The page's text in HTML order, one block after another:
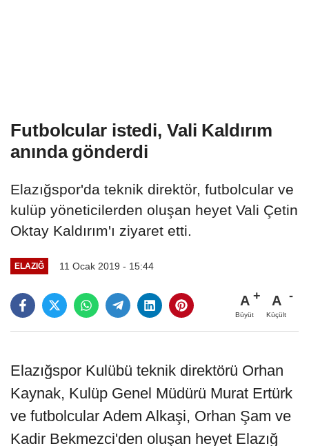
Futbolcular istedi, Vali Kaldırım
anında gönderdi
Elazığspor'da teknik direktör, futbolcular ve
kulüp yöneticilerden oluşan heyet Vali Çetin
Oktay Kaldırım'ı ziyaret etti.
ELAZIĞ 11 Ocak 2019 - 15:44
A
Büyüt
A
Küçült
Elazığspor Kulübü teknik direktörü Orhan
Kaynak, Kulüp Genel Müdürü Murat Ertürk
ve futbolcular Adem Alkaşi, Orhan Şam ve
Kadir Bekmezci'den oluşan heyet Elazığ